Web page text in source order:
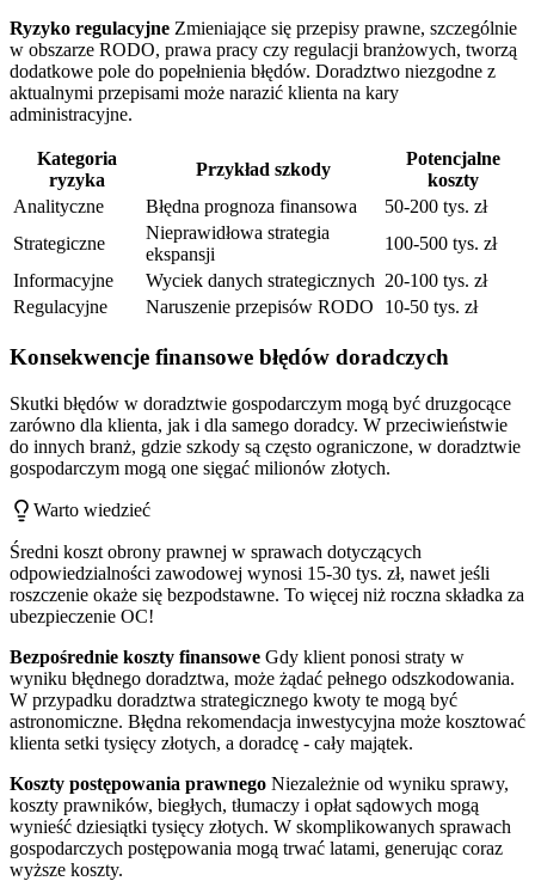
Ryzyko regulacyjne Zmieniające się przepisy prawne, szczególnie
w obszarze RODO, prawa pracy czy regulacji branżowych, tworzą
dodatkowe pole do popełnienia błędów. Doradztwo niezgodne z
aktualnymi przepisami może narazić klienta na kary
administracyjne.
Kategoria
ryzyka
Przykład szkody
Potencjalne
koszty
Analityczne
Błędna prognoza finansowa
50-200 tys. zł
Strategiczne
Nieprawidłowa strategia
ekspansji
100-500 tys. zł
Informacyjne
Wyciek danych strategicznych 20-100 tys. zł
Regulacyjne
Naruszenie przepisów RODO 10-50 tys. zł
Konsekwencje finansowe błędów doradczych
Skutki błędów w doradztwie gospodarczym mogą być druzgocące
zarówno dla klienta, jak i dla samego doradcy. W przeciwieństwie
do innych branż, gdzie szkody są często ograniczone, w doradztwie
gospodarczym mogą one sięgać milionów złotych.
Warto wiedzieć
Średni koszt obrony prawnej w sprawach dotyczących
odpowiedzialności zawodowej wynosi 15-30 tys. zł, nawet jeśli
roszczenie okaże się bezpodstawne. To więcej niż roczna składka za
ubezpieczenie OC!
Bezpośrednie koszty finansowe Gdy klient ponosi straty w
wyniku błędnego doradztwa, może żądać pełnego odszkodowania.
W przypadku doradztwa strategicznego kwoty te mogą być
astronomiczne. Błędna rekomendacja inwestycyjna może kosztować
klienta setki tysięcy złotych, a doradcę - cały majątek.
Koszty postępowania prawnego Niezależnie od wyniku sprawy,
koszty prawników, biegłych, tłumaczy i opłat sądowych mogą
wynieść dziesiątki tysięcy złotych. W skomplikowanych sprawach
gospodarczych postępowania mogą trwać latami, generując coraz
wyższe koszty.